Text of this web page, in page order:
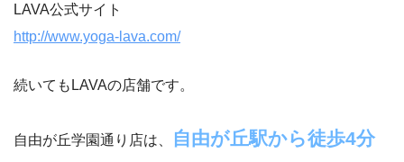
LAVA公式サイト
http://www.yoga-lava.com/
続いてもLAVAの店舗です。
自由が丘学園通り店は、
自由が丘駅から徒歩4分